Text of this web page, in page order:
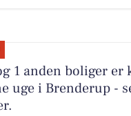
1 anden boliger er
uge i Brenderup -